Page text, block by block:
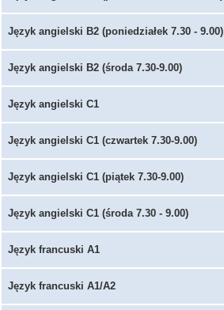
Język angielski B2 (poniedziałek 7.30 - 9.00)
Język angielski B2 (środa 7.30-9.00)
Język angielski C1
Język angielski C1 (czwartek 7.30-9.00)
Język angielski C1 (piątek 7.30-9.00)
Język angielski C1 (środa 7.30 - 9.00)
Język francuski A1
Język francuski A1/A2